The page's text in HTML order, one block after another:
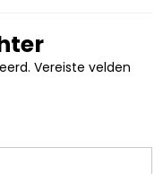
Vereiste velden